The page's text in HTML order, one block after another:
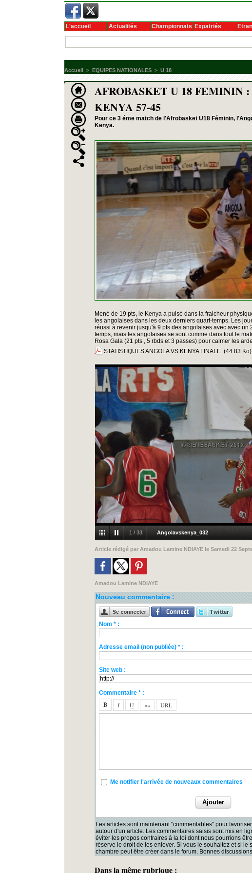
L'accueil Actualités Championnats Expatriés
Accueil > EQUIPES NATIONALES > U 18
AFROBASKET U 18 FEMININ
KENYA 57-45
Pour ce 3 éme match de l'Afrobasket U18 Féminin,
Kenya.
Mené de 19 pts, le Kenya a puisé dans la fraicheur
les angolaises dans les deux derniers quart-temps. Les
réussi à revenir jusqu'à 9 pts des angolaises avec avec un
temps, mais les angolaises se sont comme dans tout le
Rosa Gala (21 pts , 5 rbds et 3 passes) pour calmer les
STATISTIQUES ANGOLA VS KENYA FINALE (44.83 Ko)
1 /33 Angolavskenya_032
Article rédigé par Amadou Lamine NDIAYE le Samedi 22
Amadou Lamine NDIAYE
Nouveau commentaire :
Nom * :
Adresse email (non publiée) * :
Site web :
Commentaire * :
Me notifier l'arrivée de nouveaux commentaires
Les articles sont maintenant "commentables" pour
autour d'un article. Les commentaires saisis sont mis en
éviter les propos contraires à la loi dont nous pourrions
réserve le droit de les enlever. Si vous le souhaitez et si le
chambre peut être créer dans le forum. Bonnes
Dans la même rubrique :